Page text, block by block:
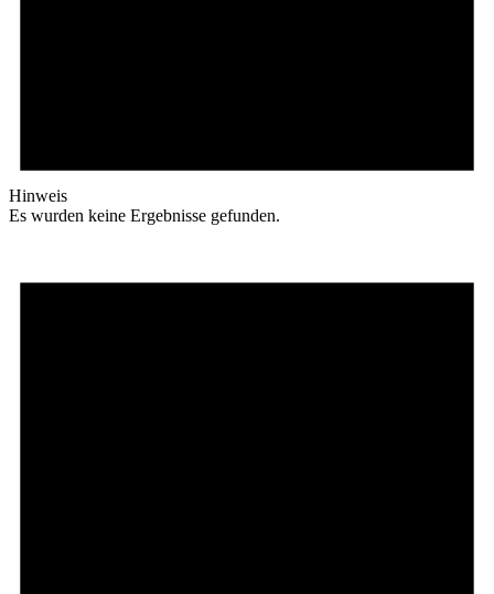
Hinweis
Es wurden keine Ergebnisse gefunden.